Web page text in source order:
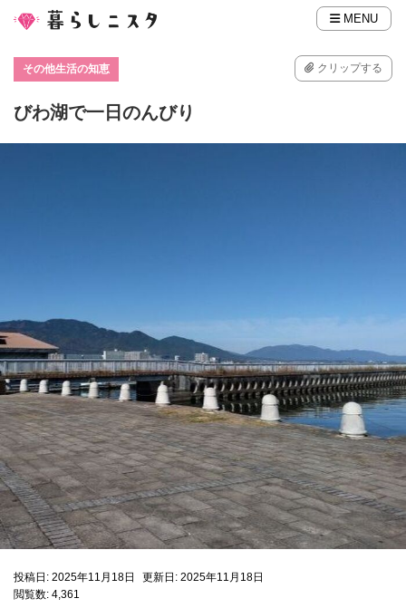
MENU
その他生活の知恵 クリップする
びわ湖で一日のんびり
投稿日: 2025年11月18日
更新日: 2025年11月18日
閲覧数: 4,361